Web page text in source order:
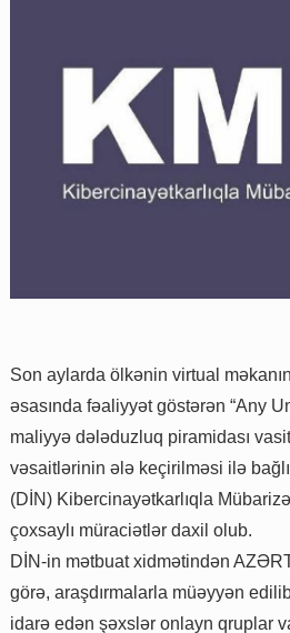
Son aylarda ölkənin virtual
əsasında fəaliyyət göstərən “Any
maliyyə dələduzluq piramidası
vəsaitlərinin ələ keçirilməsi ilə
(DİN) Kibercinayətkarlıqla
çoxsaylı müraciətlər daxil olub.
DİN-in mətbuat xidmətindən
görə, araşdırmalarla müəyyən
idarə edən şəxslər onlayn qruplar